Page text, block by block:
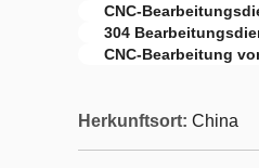
CNC-
304
CNC-Bearbeitung
Herkunftsort: China